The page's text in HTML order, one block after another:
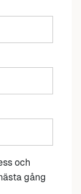
och
gång